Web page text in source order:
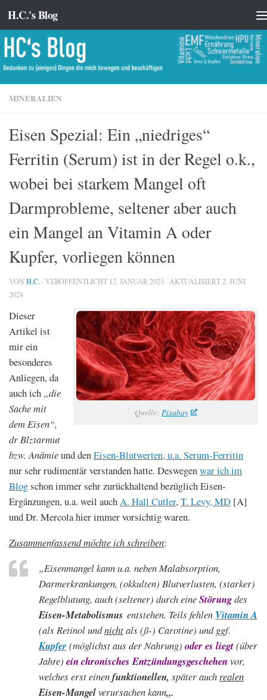
Zum Inhalt springen
H.C.'s Blog
MINERALIEN
Eisen Spezial: Ein „niedriges“
Ferritin (Serum) ist in der Regel o.k.,
wobei bei starkem Mangel oft
Darmprobleme, seltener aber auch
ein Mangel an Vitamin A oder
Kupfer, vorliegen können
VON H.C. · VERÖFFENTLICHT 12. JANUAR 2023 · AKTUALISIERT 2. JUNI
2024
Quelle:Pixabay
Dieser
Artikel ist
mir ein
besonderes
Anliegen, da
auch ich „die
Sache mit
dem Eisen“,
dr Blztarmut
bzw. Anämieund denEisen-Blutwerten, u.a. Serum-Ferritin
nur sehr rudimentär verstanden hatte. Deswegenwar ich im
Blogschon immer sehr zurückhaltend bezüglich Eisen-
Ergänzungen, u.a. weil auchA. Hall Cutler,T. Levy, MD [A]
und Dr. Mercola hier immer vorsichtig waren.
Zusammenfassend möchte ich schreiben:
„Eisenmangelkann u.a. neben Malabsorption,
Darmerkrankungen, (okkulten) Blutverlusten, (starker)
Regelblutung, auch (seltener) durch eineStörungdes
Eisen-Metabolismus entstehen. Teils fehlen Vitamin A
(als Retinol undnichtals (ß-) Carotine) und ggf.
Kupfer(möglichst aus der Nahrung) oder es liegt(über
Jahre) ein chronisches Entzündungsgeschehen vor,
welches erst einenfunktionellen, später auchrealen
Eisen-Mangelverursachen kann„.